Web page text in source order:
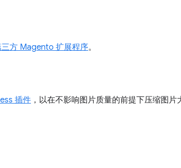
方 Magento 扩展程序。
插件 ，以在不影响图片质量的前提下压缩图片